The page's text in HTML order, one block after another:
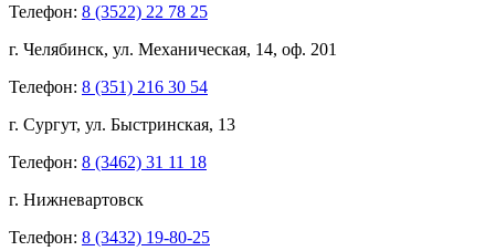
Телефон: 8 (3522) 22 78 25
г. Челябинск, ул. Механическая, 14, оф. 201
Телефон: 8 (351) 216 30 54
г. Сургут, ул. Быстринская, 13
Телефон: 8 (3462) 31 11 18
г. Нижневартовск
Телефон: 8 (3432) 19-80-25